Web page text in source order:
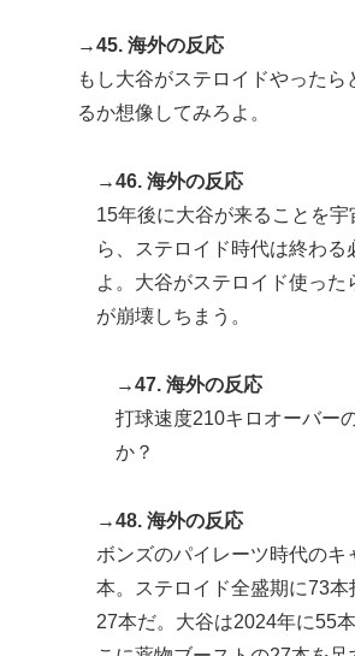
→45. 海外の反応
もし大谷がステロイドやったら
るか想像してみろよ。
→46. 海外の反応
15年後に大谷が来ることを
ら、ステロイド時代は終わる
よ。大谷がステロイド使った
が崩壊しちまう。
→47. 海外の反応
打球速度210キロオーバー
か？
→48. 海外の反応
ボンズのパイレーツ時代のキ
本。ステロイド全盛期に73本
27本だ。大谷は2024年に55